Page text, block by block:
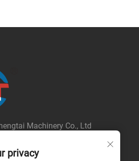
Machinery Co., Ltd
ำกัด สงวนสิทธิ์ทุกประการ --
เป็นส่วนตัว
privacy